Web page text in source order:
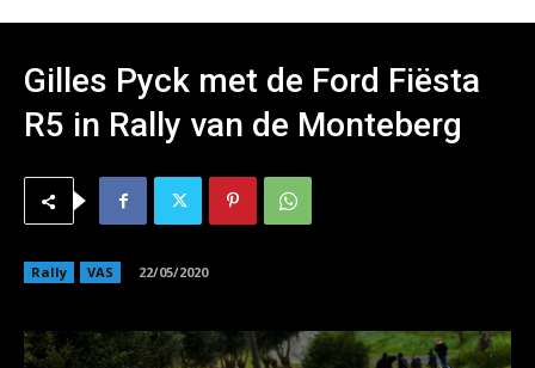
Gilles Pyck met de Ford Fiësta
R5 in Rally van de Monteberg
Rally VAS 22/05/2020